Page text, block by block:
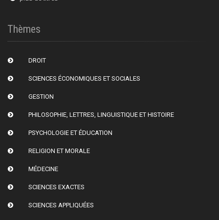
Thèmes
DROIT
SCIENCES ÉCONOMIQUES ET SOCIALES
GESTION
PHILOSOPHIE, LETTRES, LINGUISTIQUE ET HISTOIRE
PSYCHOLOGIE ET ÉDUCATION
RELIGION ET MORALE
MÉDECINE
SCIENCES EXACTES
SCIENCES APPLIQUÉES